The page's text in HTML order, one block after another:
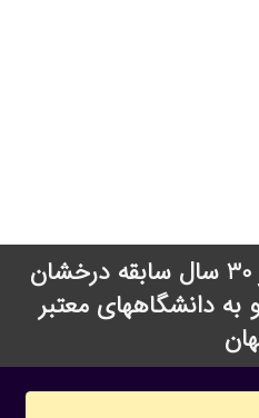
CIS Group با بیش از 30 سال سابقه درخشان
به دانشگاههای معتبر